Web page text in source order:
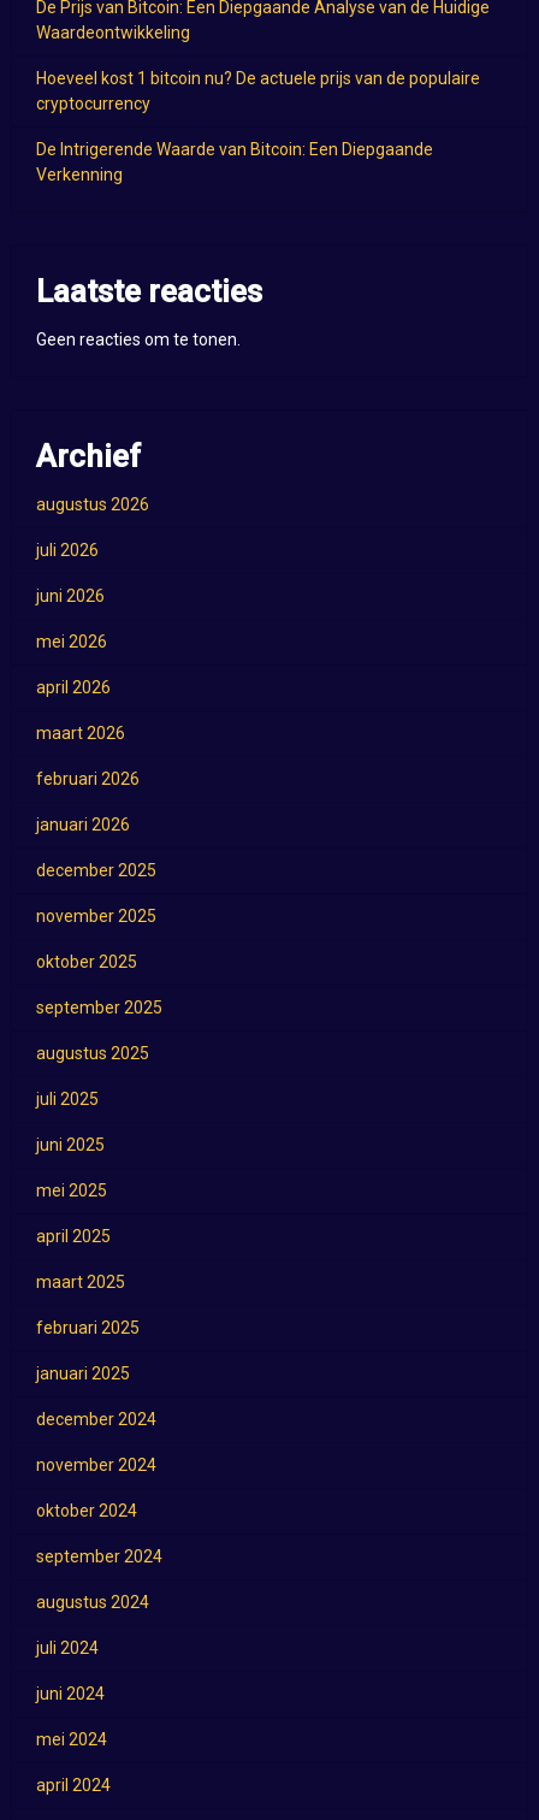
De Prijs van Bitcoin: Een Diepgaande Analyse van de Huidige
Waardeontwikkeling
Hoeveel kost 1 bitcoin nu? De actuele prijs van de populaire
cryptocurrency
De Intrigerende Waarde van Bitcoin: Een Diepgaande
Verkenning
Laatste reacties
Geen reacties om te tonen.
Archief
augustus 2026
juli 2026
juni 2026
mei 2026
april 2026
maart 2026
februari 2026
januari 2026
december 2025
november 2025
oktober 2025
september 2025
augustus 2025
juli 2025
juni 2025
mei 2025
april 2025
maart 2025
februari 2025
januari 2025
december 2024
november 2024
oktober 2024
september 2024
augustus 2024
juli 2024
juni 2024
mei 2024
april 2024